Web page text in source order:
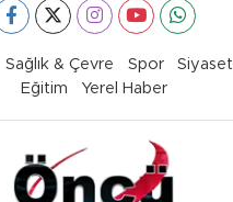
Sağlık & Çevre Spor Siyaset
Eğitim
Yerel Haber